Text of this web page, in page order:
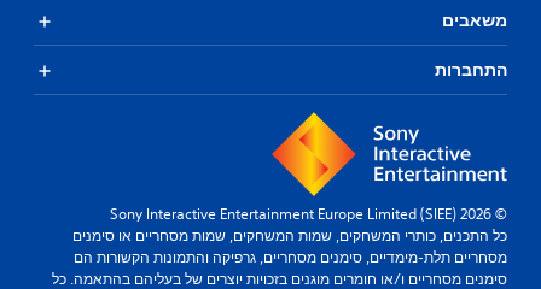
משאבים
התחברות
© 2026 Sony Interactive Entertainment Europe Limited (SIEE)
כל התכנים, כותרי המשחקים, שמות המשחקים, שמות מסחריים או סימנים
מסחריים תלת-מימדיים, סימנים מסחריים, גרפיקה והתמונות הקשורות הם
סימנים מסחריים ו/או חומרים מוגנים בזכויות יוצרים של בעליהם בהתאמה. כל